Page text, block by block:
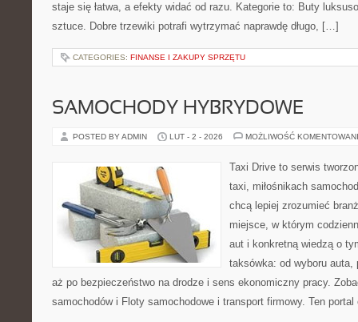
staje się łatwa, a efekty widać od razu. Kategorie to: Buty
sztuce. Dobre trzewiki potrafi wytrzymać naprawdę długo, […]
CATEGORIES: FINANSE I ZAKUPY SPRZĘTU
SAMOCHODY HYBRYDOWE
POSTED BY ADMIN LUT - 2 - 2026 MOŻLIWOŚĆ
Taxi Drive to serwis
taxi, miłośnikach
chcą lepiej zrozumieć
miejsce, w którym
aut i konkretną wiedzą o
taksówka: od wyboru
aż po bezpieczeństwo na drodze i sens ekonomiczny pracy.
samochodów i Floty samochodowe i transport firmowy. Ten